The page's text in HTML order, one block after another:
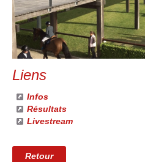
Liens
Infos
Résultats
Livestream
Retour